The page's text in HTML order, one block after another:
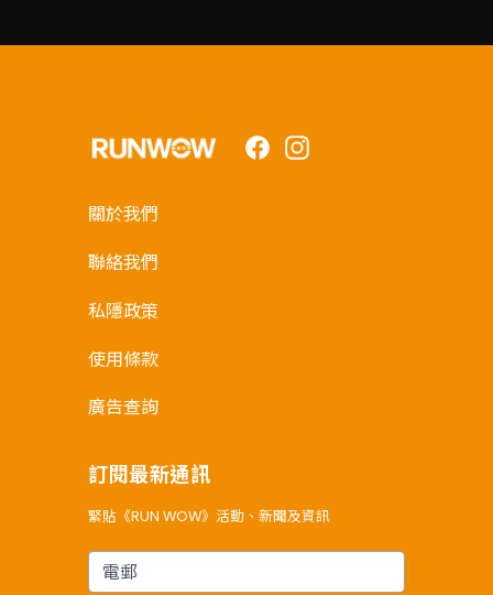
FacebookInstagram
關於我們
聯絡我們
私隱政策
使用條款
廣告查詢
訂閱最新通訊
緊貼《RUN WOW》活動、新聞及資訊
電郵